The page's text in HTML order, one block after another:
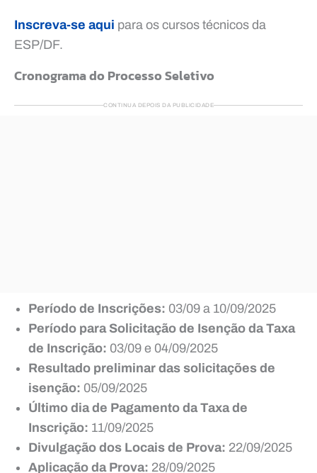
Inscreva-se aqui para os cursos técnicos da
ESP/DF.
Cronograma do Processo Seletivo
CONTINUA DEPOIS DA PUBLICIDADE
Período de Inscrições: 03/09 a 10/09/2025
Período para Solicitação de Isenção da Taxa
de Inscrição: 03/09 e 04/09/2025
Resultado preliminar das solicitações de
isenção: 05/09/2025
Último dia de Pagamento da Taxa de
Inscrição: 11/09/2025
Divulgação dos Locais de Prova: 22/09/2025
Aplicação da Prova: 28/09/2025